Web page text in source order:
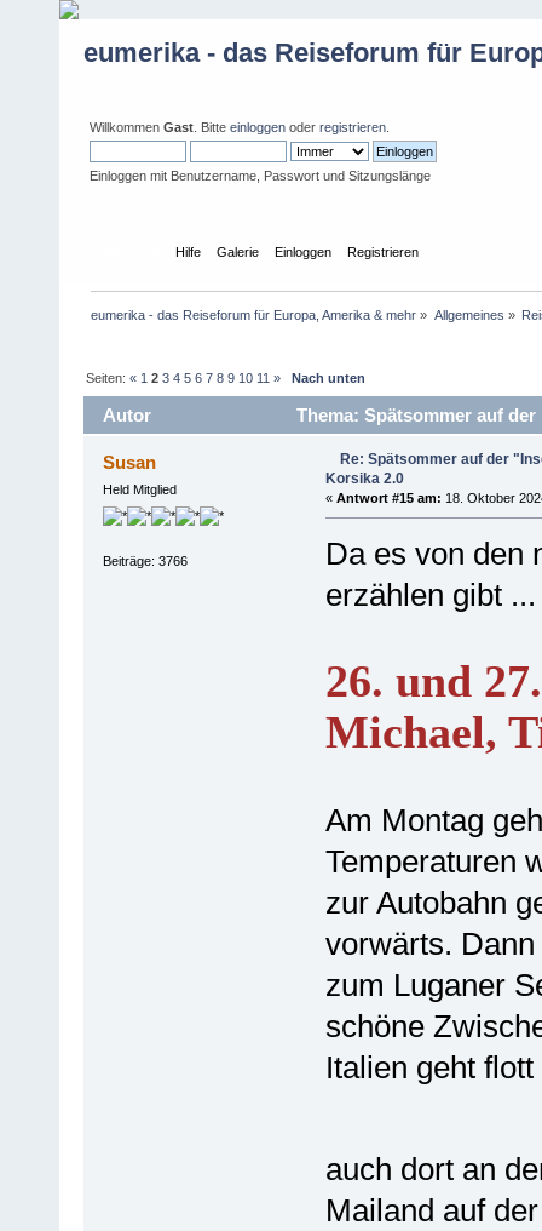
eumerika - das Reiseforum für
Willkommen Gast . Bitte einloggen oder registrieren
Einloggen mit Benutzername, Passwort und Sitzungslänge
Hilfe Galerie Einloggen Registrieren
eumerika - das Reiseforum für Europa, Amerika & mehr » Allgemeines »
Seiten:« 1 2 3 4 5 6 7 8 9 10 11 » Nach unten
Autor Thema: Spätsommer auf
Susan
Held Mitglied
Beiträge: 3766
Re: Spätsommer auf der
Korsika 2.0
« Antwort #15 am: 18. Oktober
Da es von den
erzählen gibt ...
26. und
Michael,
Am Montag
Temperaturen
zur Autobahn
vorwärts.
zum Luganer
schöne
Italien geht
auch dort an
Mailand auf